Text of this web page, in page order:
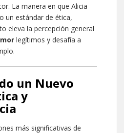
La manera en que Alicia
un estándar de ética,
eleva la percepción general
legítimos y desafía a
un Nuevo
y
más significativas de